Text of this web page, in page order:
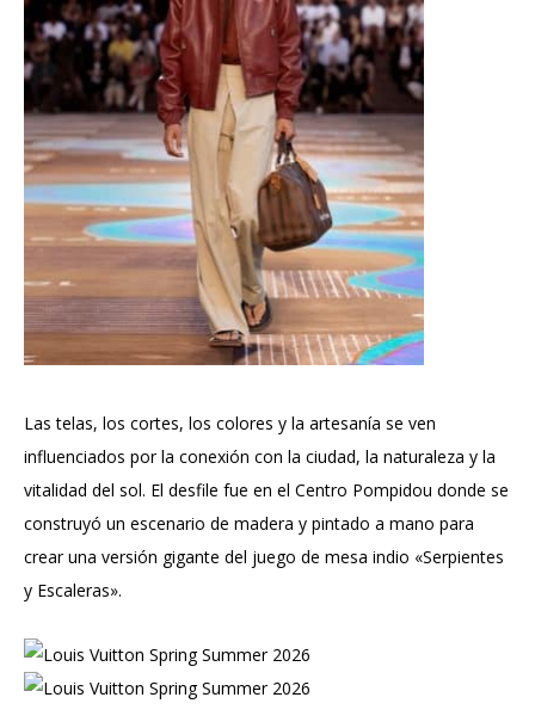
Las telas, los cortes, los colores y la artesanía se ven
influenciados por la conexión con la ciudad, la naturaleza y la
vitalidad del sol. El desfile fue en el Centro Pompidou donde se
construyó un escenario de madera y pintado a mano para
crear una versión gigante del juego de mesa indio «Serpientes
y Escaleras».